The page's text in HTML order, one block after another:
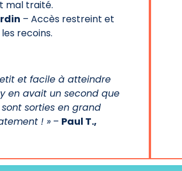
mal traité.
– Accès restreint et
recoins.
et facile à atteindre
en avait un second que
sorties en grand
! » – Paul T.,